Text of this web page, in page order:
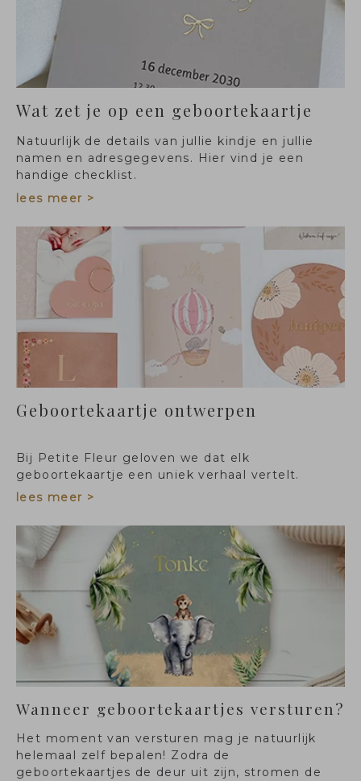
Wat zet je op een geboortekaartje
Natuurlijk de details van jullie kindje en jullie
namen en adresgegevens. Hier vind je een
handige checklist.
lees meer >
Geboortekaartje ontwerpen
Bij Petite Fleur geloven we dat elk
geboortekaartje een uniek verhaal vertelt.
Daarom helpen we je graag om je eigen unieke
lees meer >
Wanneer geboortekaartjes versturen?
Het moment van versturen mag je natuurlijk
helemaal zelf bepalen! Zodra de
geboortekaartjes de deur uit zijn, stromen de